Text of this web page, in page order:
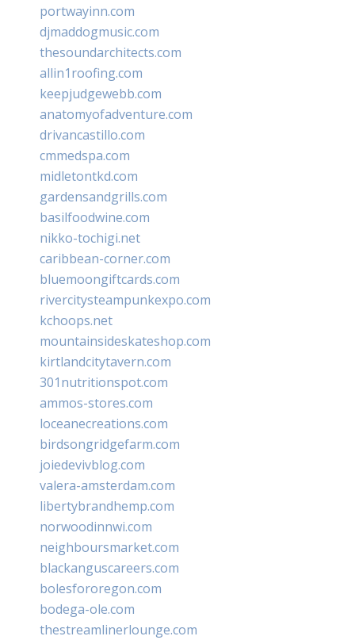
portwayinn.com
djmaddogmusic.com
thesoundarchitects.com
allin1roofing.com
keepjudgewebb.com
anatomyofadventure.com
drivancastillo.com
cmmedspa.com
midletontkd.com
gardensandgrills.com
basilfoodwine.com
nikko-tochigi.net
caribbean-corner.com
bluemoongiftcards.com
rivercitysteampunkexpo.com
kchoops.net
mountainsideskateshop.com
kirtlandcitytavern.com
301nutritionspot.com
ammos-stores.com
loceanecreations.com
birdsongridgefarm.com
joiedevivblog.com
valera-amsterdam.com
libertybrandhemp.com
norwoodinnwi.com
neighboursmarket.com
blackanguscareers.com
bolesfororegon.com
bodega-ole.com
thestreamlinerlounge.com